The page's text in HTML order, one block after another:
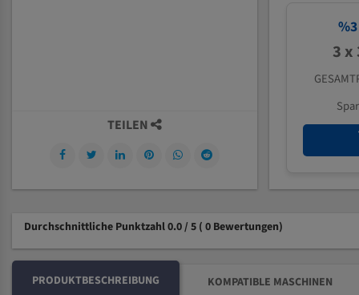
%3
3 x
TEILEN
Durchschnittliche Punktzahl 0.0 / 5 ( 0 Bewertungen)
PRODUKTBESCHREIBUNG KOMPATIBLE MASCHINEN